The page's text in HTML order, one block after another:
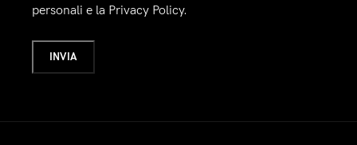
personali e la Privacy Policy.